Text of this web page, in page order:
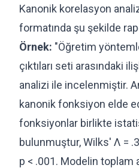
Kanonik korelasyon
formatında şu şekilde
Örnek: "Öğretim
çıktıları seti arasındaki
analizi ile incelenmiştir.
kanonik fonksiyon elde
fonksiyonlar birlikte
bulunmuştur, Wilks' Λ =
p < .001. Modelin toplam